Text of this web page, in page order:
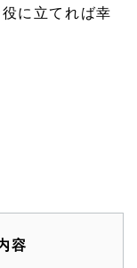
に立てれば幸
容